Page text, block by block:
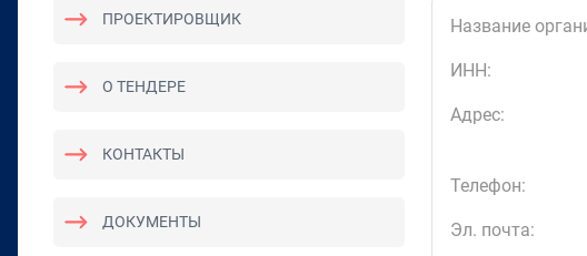
ПРОЕКТИРОВЩИК
О ТЕНДЕРЕ
КОНТАКТЫ
ДОКУМЕНТЫ
Название
ИНН:
Адрес:
Телефон:
Эл. почта: